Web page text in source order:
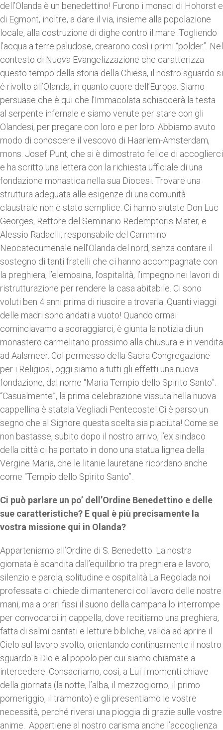
dell’Olanda è un benedettino! Furono i monaci di Hohorst e
di Egmont, inoltre, a dare il via, insieme alla popolazione
locale, alla costruzione di dighe contro il mare. Togliendo
l’acqua a terre paludose, crearono così i primi “polder”. Nel
contesto di Nuova Evangelizzazione che caratterizza
questo tempo della storia della Chiesa, il nostro sguardo si
è rivolto all’Olanda, in quanto cuore dell’Europa. Siamo
persuase che è qui che l’Immacolata schiaccerà la testa
al serpente infernale e siamo venute per stare con gli
Olandesi, per pregare con loro e per loro. Abbiamo avuto
modo di conoscere il vescovo di Haarlem-Amsterdam,
mons. Josef Punt, che si è dimostrato felice di accoglierci
e ha scritto una lettera con la richiesta ufficiale di una
fondazione monastica nella sua Diocesi. Trovare una
struttura adeguata alle esigenze di una comunità
claustrale non è stato semplice. Ci hanno aiutate Don Luc
Georges, Rettore del Seminario Redemptoris Mater, e
Alessio Radaelli, responsabile del Cammino
Neocatecumenale nell’Olanda del nord, senza contare il
sostegno di tanti fratelli che ci hanno accompagnate con
la preghiera, l’elemosina, l’ospitalità, l’impegno nei lavori di
ristrutturazione per rendere la casa abitabile. Ci sono
voluti ben 4 anni prima di riuscire a trovarla. Quanti viaggi
delle madri sono andati a vuoto! Quando ormai
cominciavamo a scoraggiarci, è giunta la notizia di un
monastero carmelitano prossimo alla chiusura e in vendita
ad Aalsmeer. Col permesso della Sacra Congregazione
per i Religiosi, oggi siamo a tutti gli effetti una nuova
fondazione, dal nome “Maria Tempio dello Spirito Santo”.
“Casualmente”, la prima celebrazione vissuta nella nuova
cappellina è statala Vegliadi Pentecoste! Ci è parso un
segno che al Signore questa scelta sia piaciuta! Come se
non bastasse, subito dopo il nostro arrivo, l’ex sindaco
della città ci ha portato in dono una statua lignea della
Vergine Maria, che le litanie lauretane ricordano anche
come “Tempio dello Spirito Santo”.
Ci può parlare un po’ dell’Ordine Benedettino e delle
sue caratteristiche? E qual è più precisamente la
vostra missione qui in Olanda?
Apparteniamo all’Ordine di S. Benedetto. La nostra
giornata è scandita dall’equilibrio tra preghiera e lavoro,
silenzio e parola, solitudine e ospitalità.La Regolada noi
professata ci chiede di mantenerci col lavoro delle nostre
mani, ma a orari fissi il suono della campana lo interrompe
per convocarci in cappella, dove recitiamo una preghiera,
fatta di salmi cantati e letture bibliche, valida ad aprire il
Cielo sul lavoro svolto, orientando continuamente il nostro
sguardo a Dio e al popolo per cui siamo chiamate a
intercedere. Consacriamo, così, a Lui i momenti chiave
della giornata (la notte, l’alba, il mezzogiorno, il primo
pomeriggio, il tramonto) e gli presentiamo le vostre
necessità, perché riversi una pioggia di grazie sulle vostre
anime. Appartiene al nostro carisma anche l’accoglienza